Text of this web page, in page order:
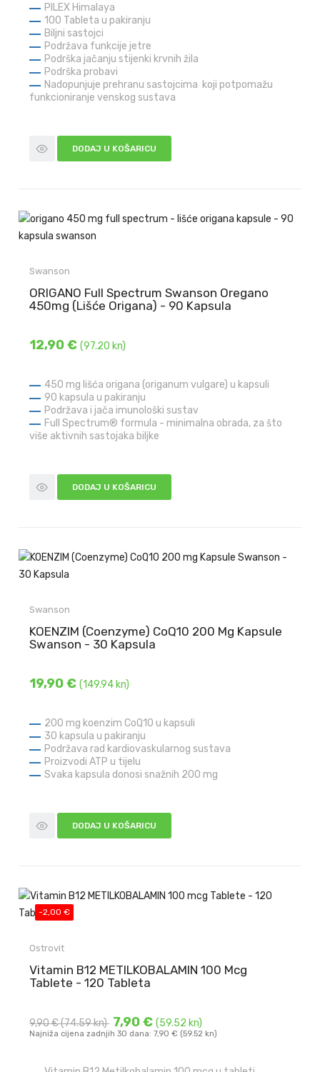
PILEX Himalaya
100 Tableta u pakiranju
Biljni sastojci
Podržava funkcije jetre
Podrška jačanju stijenki krvnih žila
Podrška probavi
Nadopunjuje prehranu sastojcima koji potpomažu
funkcioniranje venskog sustava
DODAJ U KOŠARICU
Swanson
ORIGANO Full Spectrum Swanson Oregano
450mg (Lišće Origana) - 90 Kapsula
12,90 €(97.20 kn)
450 mg lišća origana (origanum vulgare) u kapsuli
90 kapsula u pakiranju
Podržava i jača imunološki sustav
Full Spectrum® formula - minimalna obrada, za što
više aktivnih sastojaka biljke
DODAJ U KOŠARICU
Swanson
KOENZIM (Coenzyme) CoQ10 200 Mg Kapsule
Swanson - 30 Kapsula
19,90 €(149.94 kn)
200 mg koenzim CoQ10 u kapsuli
30 kapsula u pakiranju
Podržava rad kardiovaskularnog sustava
Proizvodi ATP u tijelu
Svaka kapsula donosi snažnih 200 mg
DODAJ U KOŠARICU
-2,00 €
Ostrovit
Vitamin B12 METILKOBALAMIN 100 Mcg
Tablete - 120 Tableta
9,90 €(74.59 kn) 7,90 €(59.52 kn)
Najniža cijena zadnjih 30 dana: 7,90 € (59.52 kn)